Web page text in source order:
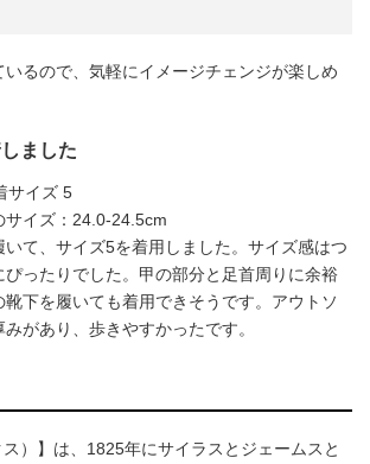
るので、気軽にイメージチェンジが楽しめ
ました
サイズ 5
イズ：24.0-24.5cm
て、サイズ5を着用しました。サイズ感はつ
ぴったりでした。甲の部分と足首周りに余裕
下を履いても着用できそうです。アウトソ
があり、歩きやすかったです。
ス）】は、1825年にサイラスとジェームスと